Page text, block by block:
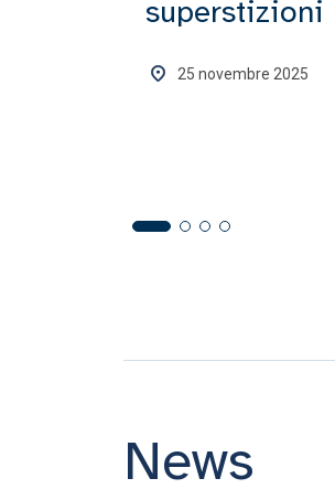
superstizioni
25 novembre 2025
News